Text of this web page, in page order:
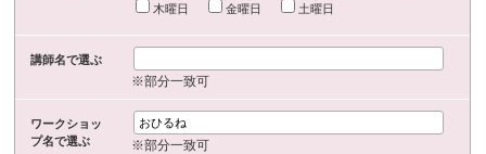
木曜日
金曜日 土曜日
講師名で選ぶ
※部分一致可
ワークショッ
プ名で選ぶ
※部分一致可